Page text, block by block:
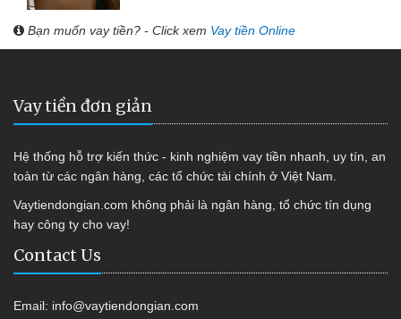
Bạn muốn vay tiền? - Click xem Vay tiền Online
Vay tiền đơn giản
Hệ thống hỗ trợ kiến thức - kinh nghiệm vay tiền nhanh, uy tín, an
toàn từ các ngân hàng, các tổ chức tài chính ở Việt Nam.
Vaytiendongian.com không phải là ngân hàng, tổ chức tín dụng
hay công ty cho vay!
Contact Us
Email: info@vaytiendongian.com